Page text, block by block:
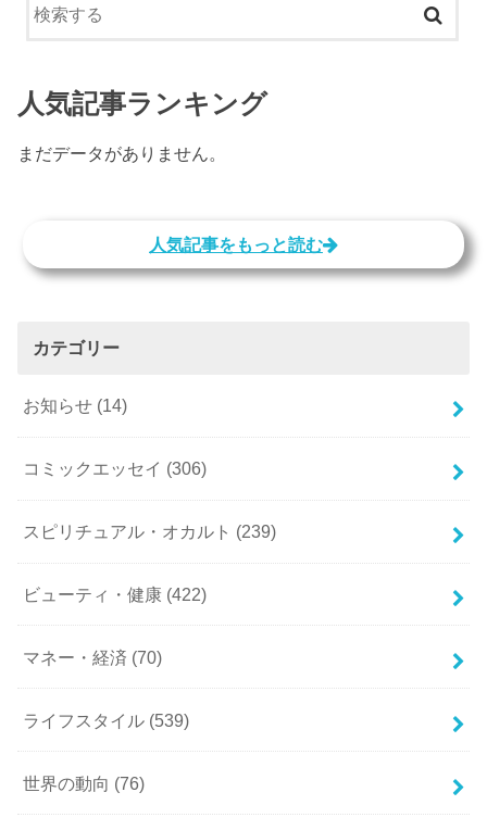
人気記事ランキング
まだデータがありません。
人気記事をもっと読む
カテゴリー
お知らせ (14)
コミックエッセイ (306)
スピリチュアル・オカルト (239)
ビューティ・健康 (422)
マネー・経済 (70)
ライフスタイル (539)
世界の動向 (76)